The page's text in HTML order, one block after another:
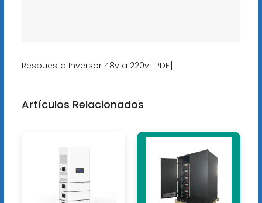
Respuesta Inversor 48v a 220v [PDF]
Artículos Relacionados